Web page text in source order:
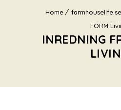
Home farmhouselife.se
FORM
INREDNING